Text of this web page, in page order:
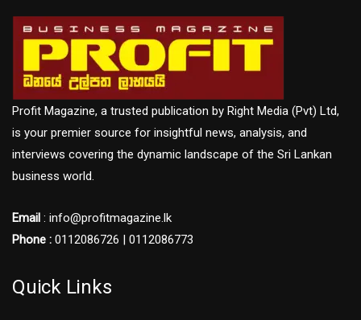
Profit Magazine, a trusted publication by Right Media (Pvt) Ltd,
is your premier source for insightful news, analysis, and
interviews covering the dynamic landscape of the Sri Lankan
business world.
Email : info@profitmagazine.lk
Phone : 0112086726 | 0112086773
Quick Links